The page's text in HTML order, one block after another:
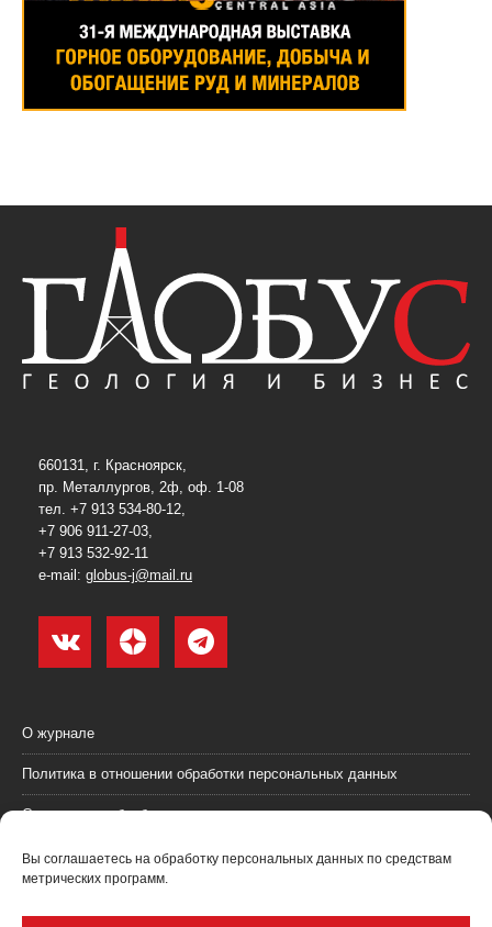
Вы соглашаетесь на обработку персональных данных по средствам
метрических программ.
660131, г. Красноярск,
пр. Металлургов, 2ф, оф. 1-08
тел. +7 913 534-80-12,
+7 906 911-27-03,
+7 913 532-92-11
e-mail: globus-j@mail.ru
О журнале
Политика в отношении обработки персональных данных
Согласие на обработку персональных данных
Пользовательское соглашение (оферта)